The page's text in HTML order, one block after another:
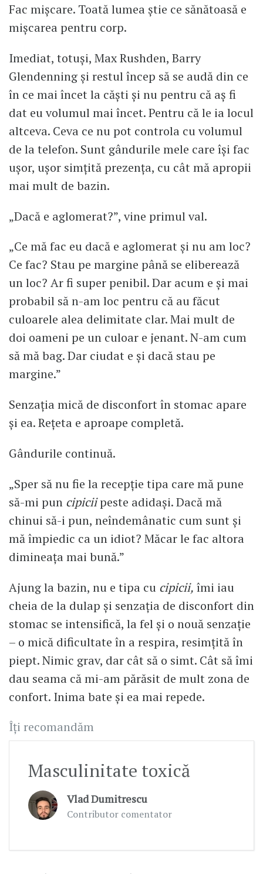
Fac mișcare. Toată lumea știe ce sănătoasă e
mișcarea pentru corp.
Imediat, totuși, Max Rushden, Barry
Glendenning și restul încep să se audă din ce
în ce mai încet la căști și nu pentru că aș fi
dat eu volumul mai încet. Pentru că le ia locul
altceva. Ceva ce nu pot controla cu volumul
de la telefon. Sunt gândurile mele care își fac
ușor, ușor simțită prezența, cu cât mă apropii
mai mult de bazin.
„Dacă e aglomerat?”, vine primul val.
„Ce mă fac eu dacă e aglomerat și nu am loc?
Ce fac? Stau pe margine până se eliberează
un loc? Ar fi super penibil. Dar acum e și mai
probabil să n-am loc pentru că au făcut
culoarele alea delimitate clar. Mai mult de
doi oameni pe un culoar e jenant. N-am cum
să mă bag. Dar ciudat e și dacă stau pe
margine.”
Senzația mică de disconfort în stomac apare
și ea. Rețeta e aproape completă.
Gândurile continuă.
„Sper să nu fie la recepție tipa care mă pune
să-mi pun cipiciipeste adidași. Dacă mă
chinui să-i pun, neîndemânatic cum sunt și
mă împiedic ca un idiot? Măcar le fac altora
dimineața mai bună.”
Ajung la bazin, nu e tipa cu cipicii, îmi iau
cheia de la dulap și senzația de disconfort din
stomac se intensifică, la fel și o nouă senzație
– o mică dificultate în a respira, resimțită în
piept. Nimic grav, dar cât să o simt. Cât să îmi
dau seama că mi-am părăsit de mult zona de
confort. Inima bate și ea mai repede.
Îți recomandăm
Masculinitate toxică
Vlad Dumitrescu
Contributor comentator